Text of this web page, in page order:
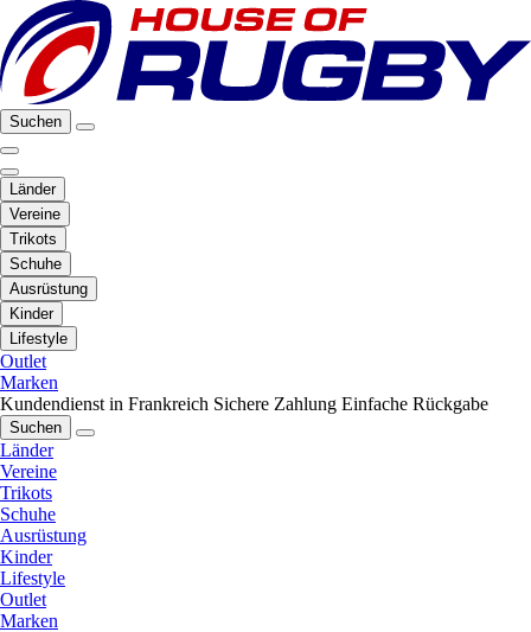
Suchen
Länder
Vereine
Trikots
Schuhe
Ausrüstung
Kinder
Lifestyle
Outlet
Marken
Kundendienst in Frankreich Sichere Zahlung Einfache Rückgabe
Suchen
Länder
Vereine
Trikots
Schuhe
Ausrüstung
Kinder
Lifestyle
Outlet
Marken